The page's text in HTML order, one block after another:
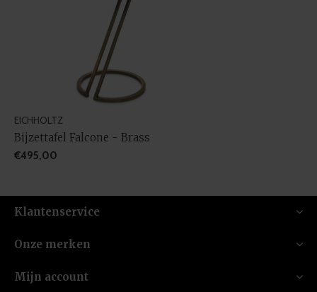
EICHHOLTZ
Bijzettafel Falcone - Brass
€495,00
Klantenservice
Onze merken
Mijn account